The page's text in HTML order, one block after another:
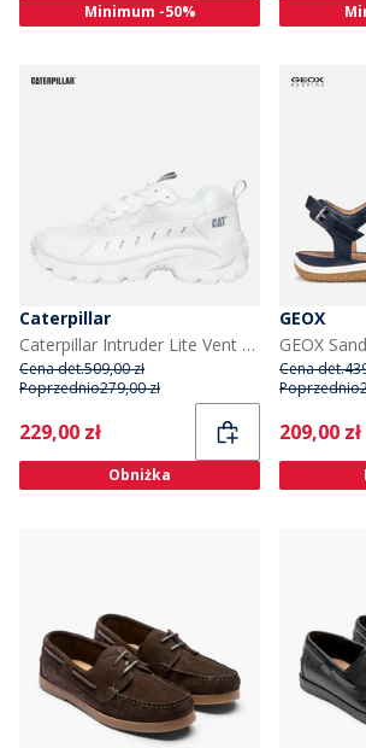
Minimum -50%
Caterpillar
Caterpillar Intruder Lite Vent buty dla niego kolor biały
Cena det.509,00 zł
Poprzednio279,00 zł
Current
229,00 zł
Obniżka
GEOX
Cena det.
Poprzednio
Current
209,00 zł